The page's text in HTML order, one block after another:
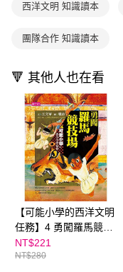
易，需依本服務之必要範
２．關於個人資料處理事宜
「AFTEE先享後付」，若
４．使用「AFTEE先享後
時審查核予不同之上限額
請求用戶進行身份認證。
５．嚴禁一人註冊多個帳
恩沛科技股份有限公司將
西洋文明 知識讀本
團隊合作 知識讀本
🔻 其他人也在看
【可能小學的西洋文明
任務】4 勇闖羅馬競技
場
NT$221
NT$280